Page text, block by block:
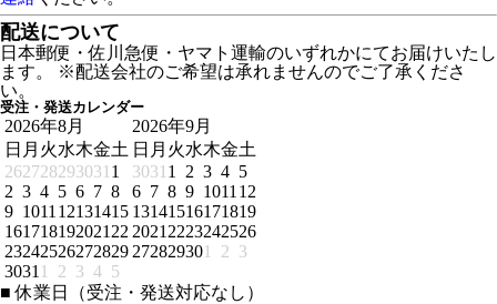
配送について
日本郵便・佐川急便・ヤマト運輸のいずれかにてお届けいたし
ます。 ※配送会社のご希望は承れませんのでご了承くださ
い。
受注・発送カレンダー
2026年8月
日 月 火水木金土
262728293031 1
2 3 4 5 6 7 8
9 1011 12131415
161718192021 22
23242526272829
3031 1 2 3 4 5
2026年9月
日 月 火水木金土
3031 1 2 3 4 5
6 7 8 9 1011 12
13141516171819
2021 2223242526
272829301 2 3
■ 休業日（受注・発送対応なし）